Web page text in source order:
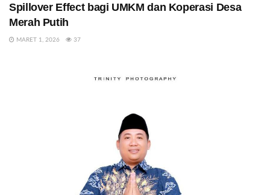
Spillover Effect bagi UMKM dan Koperasi Desa
Merah Putih
MARET 1, 2026 37